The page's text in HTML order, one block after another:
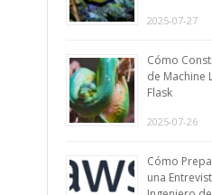
2025-07-27
Cómo
de Machine
Flask
2025-07-26
Cómo
una